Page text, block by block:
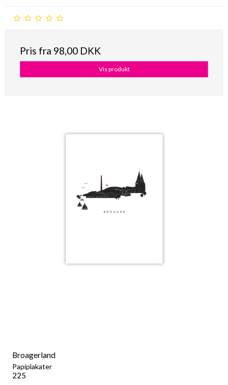
Pris fra 98,00 DKK
Vis produkt
Broagerland
Papiplakater
225